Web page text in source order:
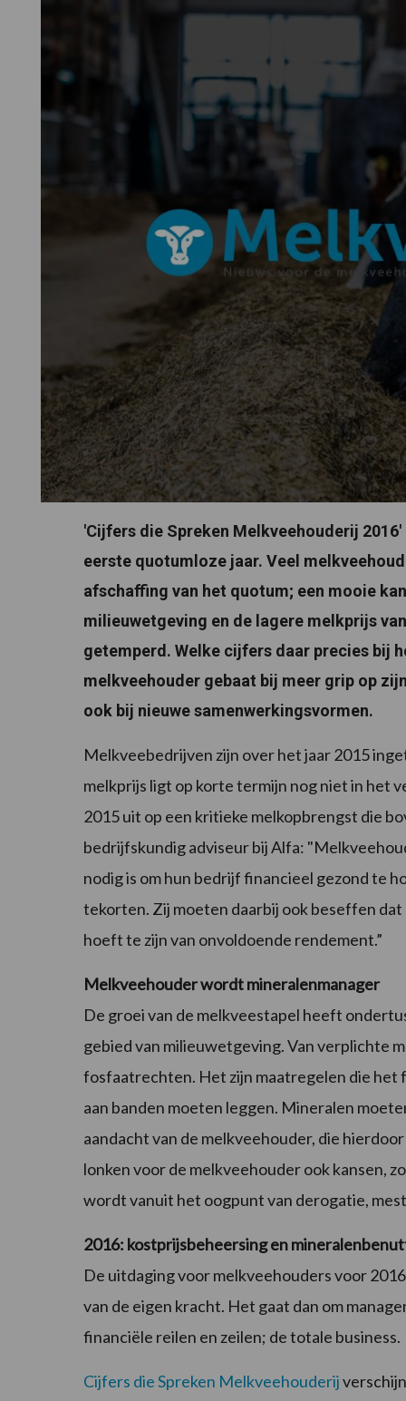
'Cijfers die Spreken Melkveehouderij
eerste quotumloze jaar. Veel
afschaffing van het quotum; een mooie
milieuwetgeving en de lagere melkprijs
getemperd. Welke cijfers daar precies bij
melkveehouder gebaat bij meer grip op
ook bij nieuwe samenwerkingsvormen.
Melkveebedrijven zijn over het jaar 2015
melkprijs ligt op korte termijn nog niet in het
2015 uit op een kritieke melkopbrengst die
bedrijfskundig adviseur bij Alfa:
nodig is om hun bedrijf financieel gezond te
tekorten. Zij moeten daarbij ook beseffen
hoeft te zijn van onvoldoende rendement.”
Melkveehouder wordt mineralenmanager
De groei van de melkveestapel heeft
gebied van milieuwetgeving. Van verplichte
fosfaatrechten. Het zijn maatregelen die het
aan banden moeten leggen. Mineralen
aandacht van de melkveehouder, die
lonken voor de melkveehouder ook kansen,
wordt vanuit het oogpunt van derogatie,
2016: kostprijsbeheersing en
De uitdaging voor melkveehouders voor
van de eigen kracht. Het gaat dan om
financiële reilen en zeilen; de totale business.
Cijfers die Spreken Melkveehouderij